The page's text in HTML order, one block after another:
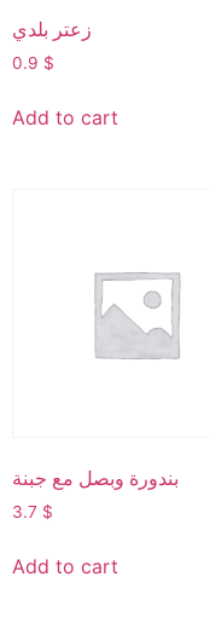
زعتر بلدي
0.9 $
Add to cart
بندورة وبصل مع جبنة
3.7 $
Add to cart